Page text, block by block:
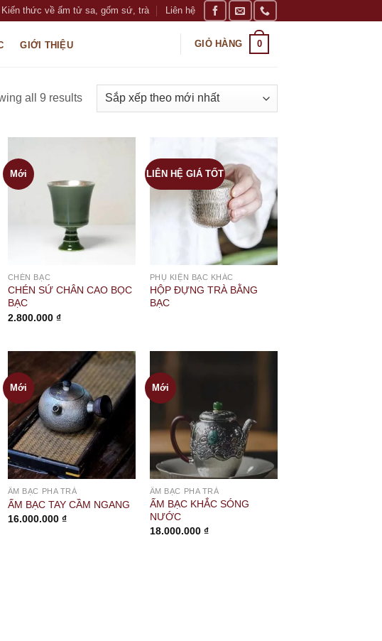
Kiến thức về ấm tử sa, gốm sứ, trà Liên hệ
GIỚI THIỆU GIỎ HÀNG 0
all 9 results
Mới
CHÉN BẠC
CHÉN SỨ CHÂN CAO BỌC
BẠC
2.800.000 ₫
LIÊN HỆ GIÁ TỐT
PHỤ KIỆN BẠC KHÁC
HỘP ĐỰNG TRÀ BẰNG
BẠC
Mới
ẤM BẠC PHA TRÀ
ẤM BẠC TAY CẦM NGANG
16.000.000 ₫
Mới
ẤM BẠC PHA TRÀ
ẤM BẠC KHẮC SÓNG
NƯỚC
18.000.000 ₫